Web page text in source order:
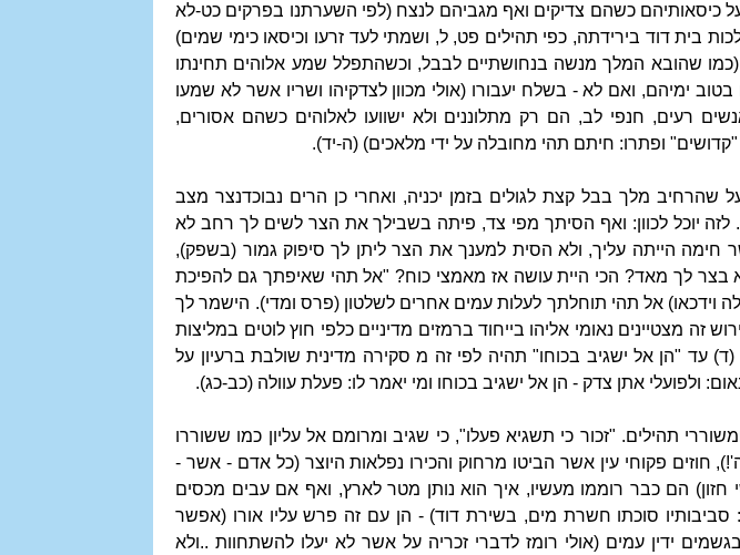
כיסאותיהם כשהם צדיקים ואף מגביהם לנצח (לפי השערתנו בפרקים כט-לא
בית דוד בירידתה, כפי תהילים פט, ל, ושמתי לעד זרעו וכיסאו כימי שמים)
(כמו שהובא המלך מנשה בנחושתיים לבבל, וכשהתפלל שמע אלוהים תחינתו
בטוב ימיהם, ואם לא - בשלח יעבורו (אולי מכוון לצדקיהו ושריו אשר לא שמעו
רעים, חנפי לב, הם רק מתלוננים ולא ישוועו לאלוהים כשהם אסורים,
ופתרו: חיתם תהי מחובלה על ידי מלאכים) (ה-יד).
מלך בבל קצת לגולים בזמן יכניה, ואחרי כן הרים נבוכדנצר מצב
לזה יוכל לכוון: ואף הסיתך מפי צד, פיתה בשבילך את הצר לשים לך רחב לא
חימה הייתה עליך, ולא הסית למענך את הצר ליתן לך סיפוק גמור (בשפק),
בצר לך מאד? הכי היית עושה אז מאמצי כוח? "אל תהי שאיפתך גם להפיכת
וידכאו) אל תהי תוחלתך לעלות עמים אחרים לשלטון (פרס ומדי). הישמר לך
זה מצטיינים נאומי אליהו בייחוד ברמזים מדיניים כלפי חוץ לוטים במליצות
עד "הן אל ישגיב בכוחו" תהיה לפי זה מ סקירה מדינית שולבת ברעיון על
ולפועלי אתן צדק - הן אל ישגיב בכוחו ומי יאמר לו: פעלת עוולה (כב-כג).
תהילים. "זכור כי תשגיא פעלו", כי שגיב ומרומם אל עליון כמו ששוררו
פקוחי עין אשר הביטו מרחוק והכירו נפלאות היוצר (כל אדם - אשר -
הם כבר רוממו מעשיו, איך הוא נותן מטר לארץ, ואף אם עבים מכסים
סוכתו חשרת מים, בשירת דוד) - הן עם זה פרש עליו אורו (אפשר
ידין עמים (אולי רומז לדברי זכריה על אשר לא יעלו להשתחוות ..ולא